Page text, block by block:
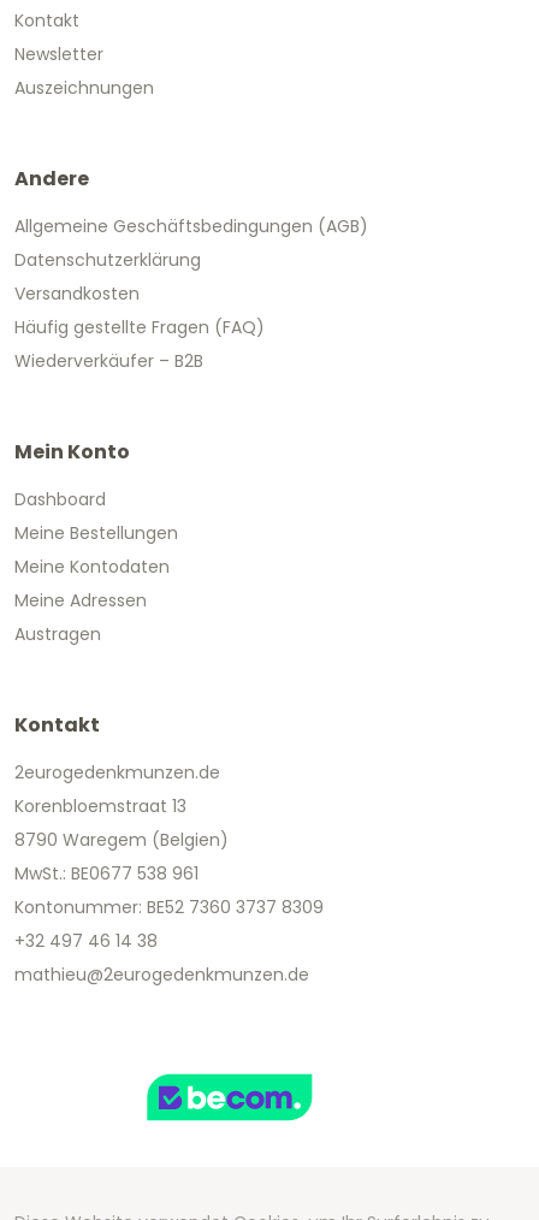
Kontakt
Newsletter
Auszeichnungen
Andere
Allgemeine Geschäftsbedingungen (AGB)
Datenschutzerklärung
Versandkosten
Häufig gestellte Fragen (FAQ)
Wiederverkäufer – B2B
Mein Konto
Dashboard
Meine Bestellungen
Meine Kontodaten
Meine Adressen
Austragen
Kontakt
2eurogedenkmunzen.de
Korenbloemstraat 13
8790 Waregem (Belgien)
MwSt.: BE0677 538 961
Kontonummer: BE52 7360 3737 8309
+32 497 46 14 38
mathieu@2eurogedenkmunzen.de